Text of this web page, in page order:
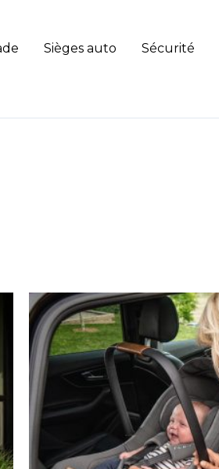
Sièges auto Sécurité